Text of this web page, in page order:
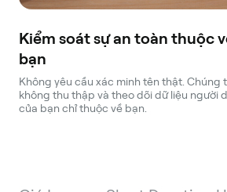
Kiểm soát sự an toàn thuộc
bạn
Không yêu cầu xác minh tên thật. Chúng
không thu thập và theo dõi dữ liệu người
của bạn chỉ thuộc về bạn.